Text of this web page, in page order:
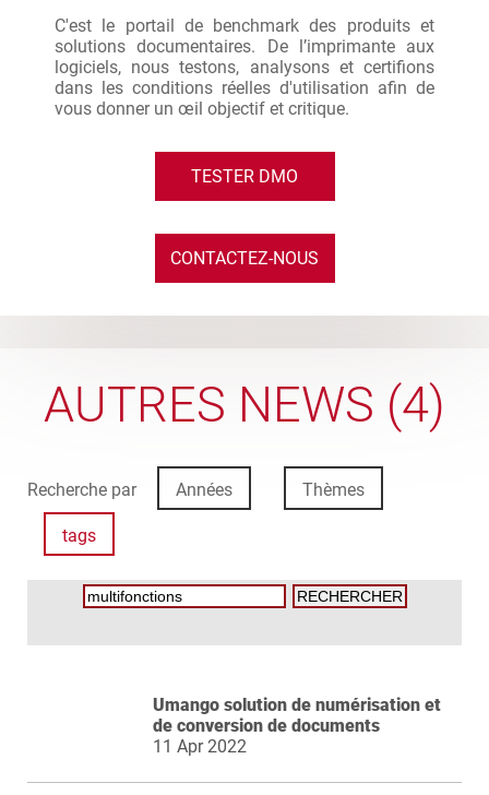
C'est le portail de benchmark des produits et
solutions documentaires. De l’imprimante aux
logiciels, nous testons, analysons et certifions
dans les conditions réelles d'utilisation afin de
vous donner un œil objectif et critique.
TESTER DMO
CONTACTEZ-NOUS
AUTRES NEWS (4)
Recherche par Années Thèmes
tags
Umango solution de numérisation et
de conversion de documents
11 Apr 2022